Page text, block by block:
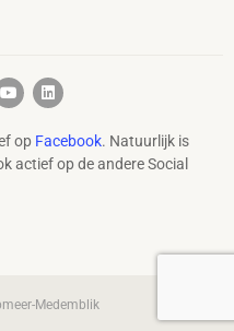
op Facebook. Natuurlijk is
actief op de andere Social
Medemblik